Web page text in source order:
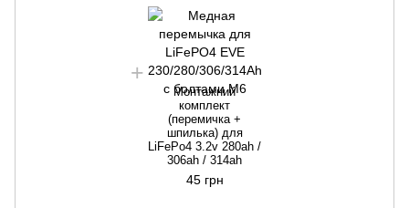
Монтажний
комплект
(перемичка +
шпилька) для
LiFePo4 3.2v 280ah /
306ah / 314ah
45 грн